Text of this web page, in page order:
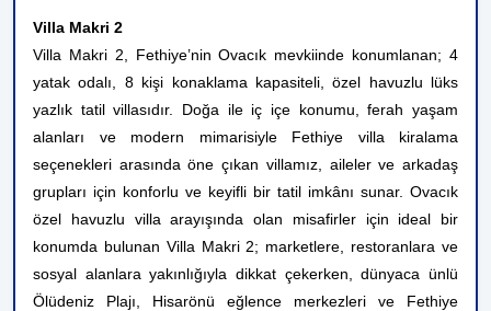
Villa Makri 2
Villa Makri 2, Fethiye’nin Ovacık mevkiinde konumlanan; 4
yatak odalı, 8 kişi konaklama kapasiteli, özel havuzlu lüks
yazlık tatil villasıdır. Doğa ile iç içe konumu, ferah yaşam
alanları ve modern mimarisiyle Fethiye villa kiralama
seçenekleri arasında öne çıkan villamız, aileler ve arkadaş
grupları için konforlu ve keyifli bir tatil imkânı sunar. Ovacık
özel havuzlu villa arayışında olan misafirler için ideal bir
konumda bulunan Villa Makri 2; marketlere, restoranlara ve
sosyal alanlara yakınlığıyla dikkat çekerken, dünyaca ünlü
Ölüdeniz Plajı, Hisarönü eğlence merkezleri ve Fethiye